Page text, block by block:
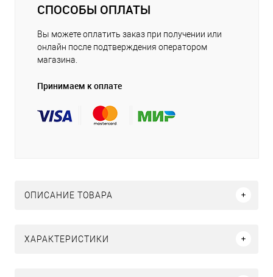
СПОСОБЫ ОПЛАТЫ
Вы можете оплатить заказ при получении или
онлайн после подтверждения оператором
магазина.
Принимаем к оплате
ОПИСАНИЕ ТОВАРА
ХАРАКТЕРИСТИКИ